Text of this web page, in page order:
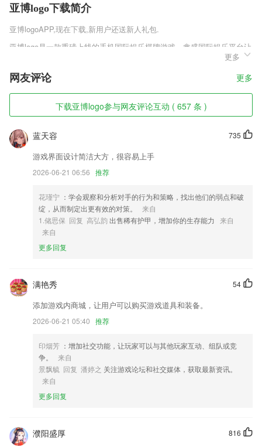
亚博logo下载简介
亚博logoAPP,现在下载,新用户还送新人礼包.
亚博logo是一款重磅上线的手机国际娱乐棋牌游戏，鑫盛国际娱乐平台让
你一进入游戏就会身心愉悦，各种棋牌游戏手到擒来，悦耳的BGM让你
不由自主的抖腿，当然，最重要的还是棋牌的玩法和种类是真的非常丰
富，赶紧来试试吧！
亚博logo软件特色
1,书架：在这里对于自己阅读的资源进行管理，还能进行本地导入。
2,用户在线进行垃圾处理也会非常的省心，2265及时的了解各类垃圾信息
的便利。
3,知识以为利，文化以为用，抱一无离，精一草亭。
5,魔幻头饰，华丽彩妆，闪亮耳贴，您的自拍更迷人
6,《麻衣神算子》2016年全网最火悬疑小说，全本免费读
亚博logo软件优势
2.1操作方便：中/英文、手动/自动根据需要自动切换，满足不同用户需求
3.·没有基础不用担心，会为用户教学入门小技巧练习基础
4.【使用统计】每日、每周的使用行为，汇聚成更便于理解的视图，2265
app分析孩子使用习惯，再引导转移成健康的好习惯。
5.点击成语中的任何一个字，自动展示与之相关的所有成语，接龙？对我
来说，小case；
6.为考生提供最好的插本升本的一个社交圈子，并且为考生提供最好的学
习资料和课程
亚博logo更新了什么?
去除匿名评论功能，发布评论前必须进行登录
更多
网友评论 更多
下载亚博logo参与网友评论互动 ( 657 条 )
735
蓝天容
游戏界面设计简洁大方，很容易上手
2026-06-21 06:56 推荐
花瑾宁 ：学会观察和分析对手的行为和策略，找出他们的弱点和破
绽，从而制定出更有效的对策。
来自
1.储思保 回复 高弘韵出售稀有护甲，增加你的生存能力 来自
来自
更多回复
54
满艳秀
添加游戏内商城，让用户可以购买游戏道具和装备。
2026-06-21 05:40 推荐
印烟芳 ：增加社交功能，让玩家可以与其他玩家互动、组队或竞
争。
来自
景飘毓 回复 潘婷之 关注游戏论坛和社交媒体，获取最新资讯。
来自
更多回复
816
濮阳盛厚